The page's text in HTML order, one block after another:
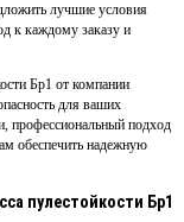
лучшие условия
к каждому заказу и
Бр1 от компании
для ваших
профессиональный подход
обеспечить надежную
пулестойкости Бр1